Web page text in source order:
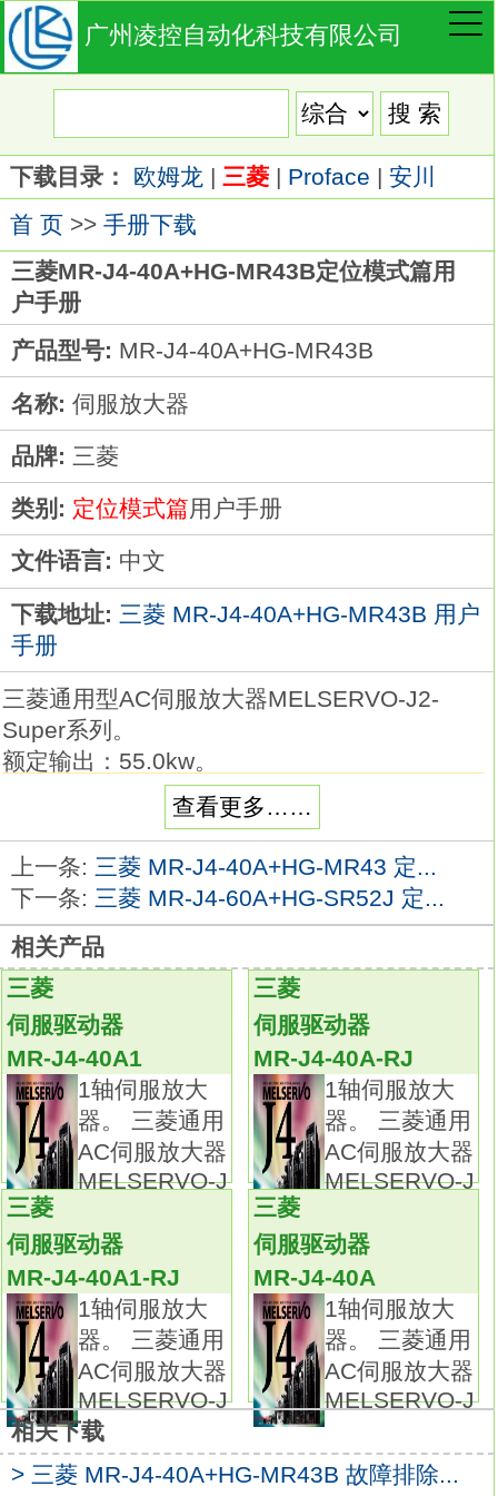
广州凌控自动化科技有限公司
下载目录： 欧姆龙 | 三菱| Proface | 安川
首 页>> 手册下载
三菱MR-J4-40A+HG-MR43B定位模式篇用
户手册
产品型号: MR-J4-40A+HG-MR43B
名称: 伺服放大器
品牌: 三菱
类别: 定位模式篇用户手册
文件语言: 中文
下载地址: 三菱 MR-J4-40A+HG-MR43B 用户
手册
三菱通用型AC伺服放大器MELSERVO-J2-
Super系列。
额定输出：55.0kw。
SSCNET接口。
电压: 3相AC400V。
采用SSCNET高速串行通讯的完全同步系统，
控制器和伺服放大哭器之间的通讯循环时间最
长为0.888msMR-J4-40A+HG-MR43B定位模
式篇。
这样的系统将能提供高可靠性和高性能MR-J4-
40A+HG-MR43B
用SSCNET连接伺服系统时，
如motion系统中伺服放大器参数设置以及数据
的采集特性将会在运动控制器上显示。
将一根专用电缆连接放大器和控制器，构成
SSCNET系统。
这种简单的连接方法减少了布线时间而且有助
有防噪声。
即使在MELSERVO-J2-SUPER系列产品上使
用高分辨率编码标准时，命令频率也没有限制
MR-J4-40A+HG-MR43B定位模式篇。
只需在伺服放大器上加装一个电池，就可以构
成绝对值系统。
目前有超过1000000个高可靠性SSCNET伺服
放大器网络在使用。连接器一套用于
HC-SFS121B；201B；301B。
查看更多……
上一条: 三菱 MR-J4-40A+HG-MR43 定...
下一条: 三菱 MR-J4-60A+HG-SR52J 定...
相关产品
三菱
伺服驱动器
MR-J4-40A1
1轴伺服放大
器。 三菱通用
AC伺服放大器
MELSERVO-J
三菱
伺服驱动器
MR-J4-40A-RJ
1轴伺服放大
器。 三菱通用
AC伺服放大器
MELSERVO-J
三菱
伺服驱动器
MR-J4-40A1-RJ
1轴伺服放大
器。 三菱通用
AC伺服放大器
MELSERVO-J
三菱
伺服驱动器
MR-J4-40A
1轴伺服放大
器。 三菱通用
AC伺服放大器
MELSERVO-J
相关下载
> 三菱 MR-J4-40A+HG-MR43B 故障排除...